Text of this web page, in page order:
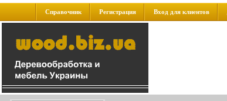
Справочник Регистрация Вход для клиентов